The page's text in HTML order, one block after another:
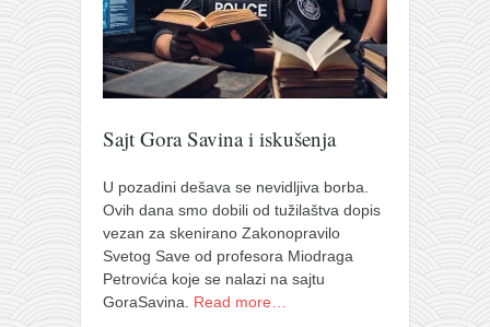
pravoslavlje
zabranjena istorija
ćirilica
porodične priče
umesto tvitera
kalendar srpski
azbuki i knjige
Okinava karate
najnovije na blogu
Sajt Gora Savina i iskušenja
U pozadini dešava se nevidljiva borba.
Ovih dana smo dobili od tužilaštva dopis
vezan za skenirano Zakonopravilo
Svetog Save od profesora Miodraga
Petrovića koje se nalazi na sajtu
GoraSavina. Read more…